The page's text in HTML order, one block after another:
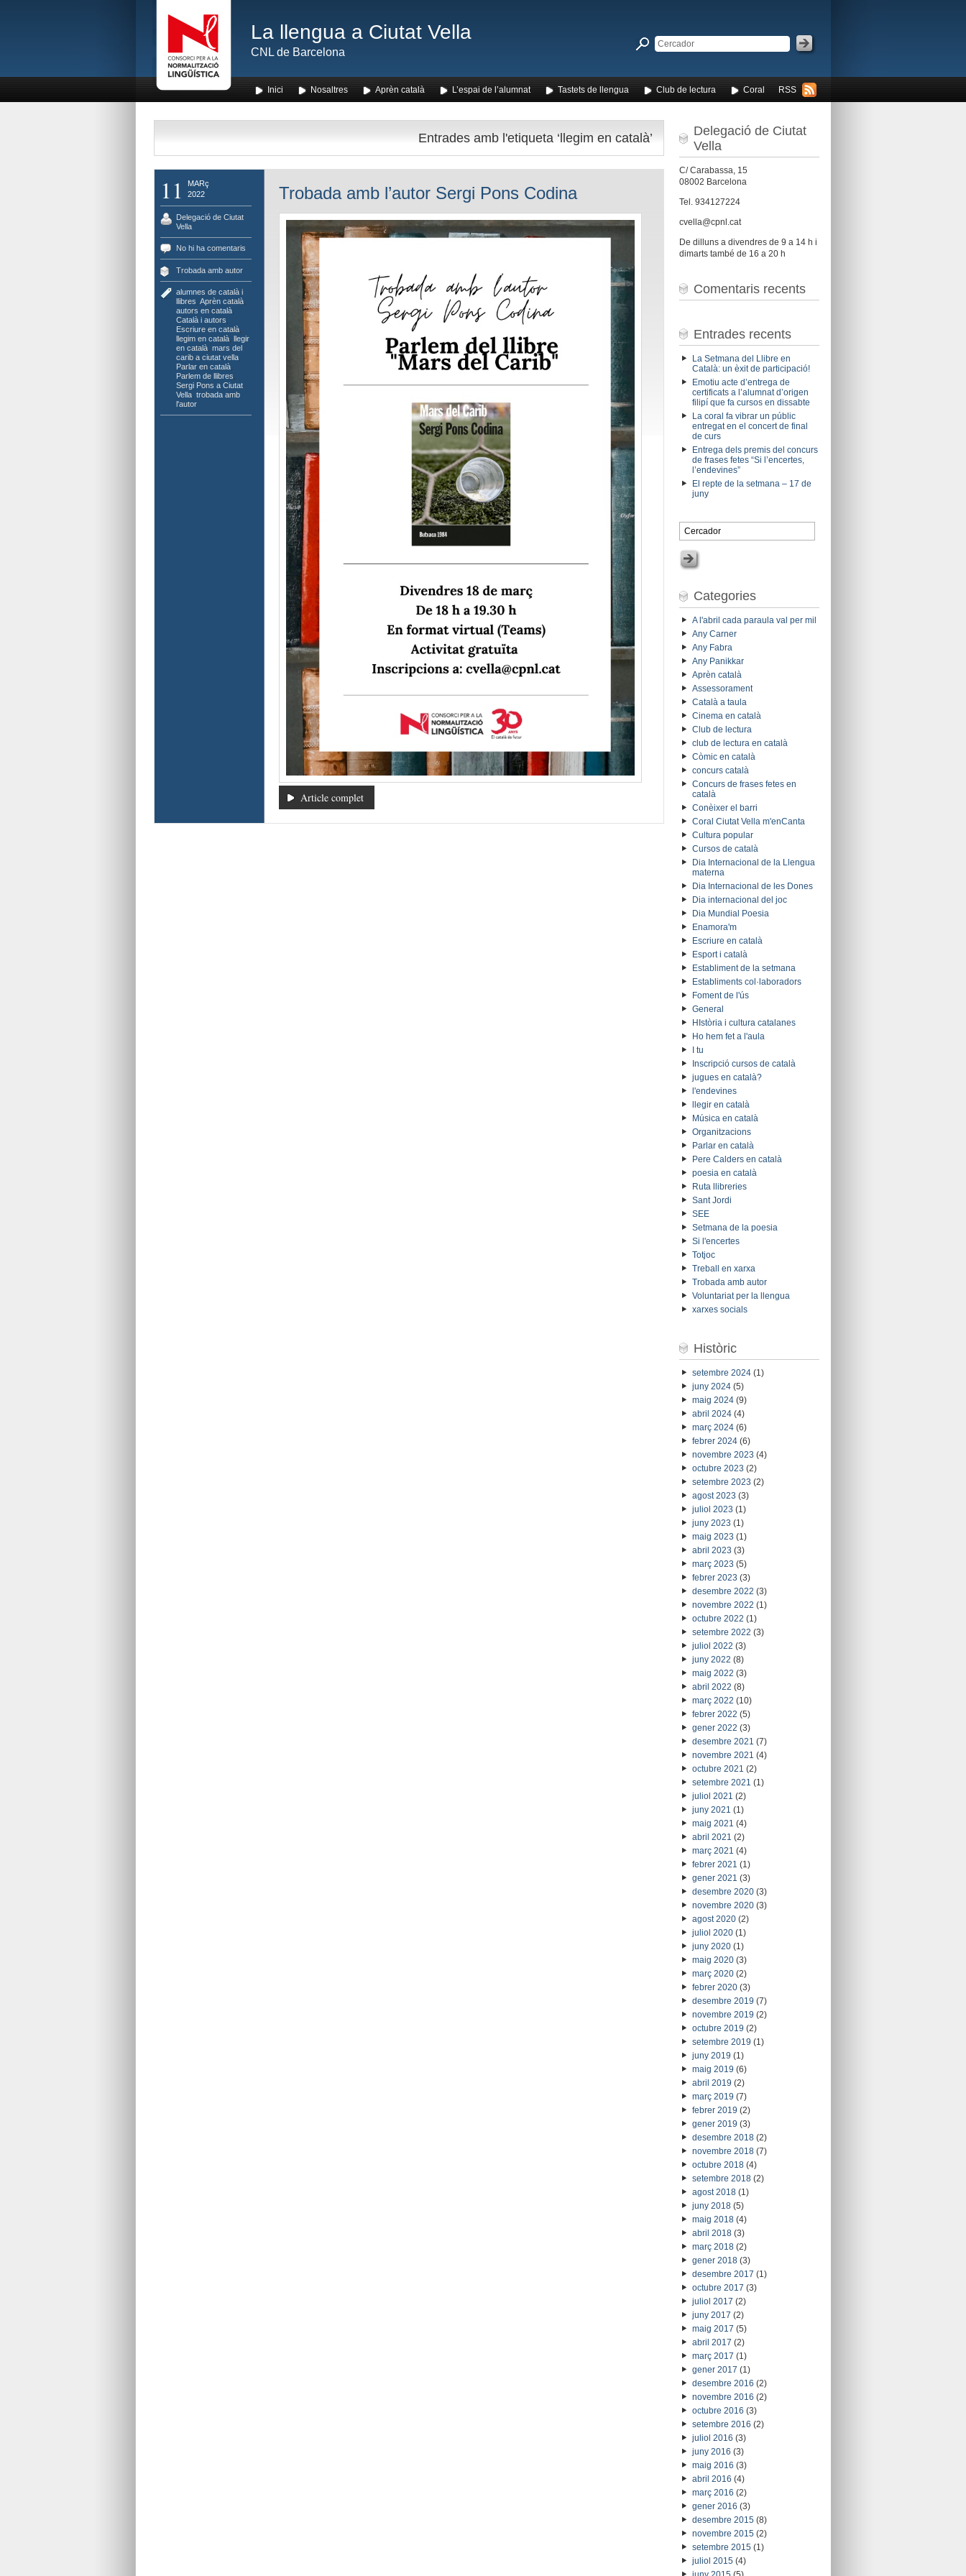
La llengua a Ciutat Vella
CNL de Barcelona
RSS
Inici Nosaltres Aprèn català L’espai de l’alumnat Tastets de llengua Club de lectura Coral
Entrades amb l'etiqueta ‘llegim en català’
11
MARç
2022
Delegació de Ciutat
Vella
No hi ha comentaris
Trobada amb autor
alumnes de català i
llibres Aprèn català,
autors en català,
Català i autors
Escriure en català,
llegim en català, llegir
en català, mars del
carib a ciutat vella,
Parlar en català,
Parlem de llibres
Sergi Pons a Ciutat
Vella, trobada amb
l'autor
Trobada amb l’autor Sergi Pons Codina
Article complet
Delegació de Ciutat
Vella
C/ Carabassa, 15
08002 Barcelona
Tel. 934127224
cvella@cpnl.cat
De dilluns a divendres de 9 a 14 h i
dimarts també de 16 a 20 h
Comentaris recents
Entrades recents
La Setmana del Llibre en
Català: un èxit de participació!
Emotiu acte d’entrega de
certificats a l’alumnat d’origen
filipí que fa cursos en dissabte
La coral fa vibrar un públic
entregat en el concert de final
de curs
Entrega dels premis del concurs
de frases fetes “Si l’encertes,
l’endevines”
El repte de la setmana – 17 de
juny
Categories
A l'abril cada paraula val per mil
Any Carner
Any Fabra
Any Panikkar
Aprèn català
Assessorament
Català a taula
Cinema en català
Club de lectura
club de lectura en català
Còmic en català
concurs català
Concurs de frases fetes en
català
Conèixer el barri
Coral Ciutat Vella m'enCanta
Cultura popular
Cursos de català
Dia Internacional de la Llengua
materna
Dia Internacional de les Dones
Dia internacional del joc
Dia Mundial Poesia
Enamora'm
Escriure en català
Esport i català
Establiment de la setmana
Establiments col·laboradors
Foment de l'ús
General
HIstòria i cultura catalanes
Ho hem fet a l'aula
I tu
Inscripció cursos de català
jugues en català?
l'endevines
llegir en català
Música en català
Organitzacions
Parlar en català
Pere Calders en català
poesia en català
Ruta llibreries
Sant Jordi
SEE
Setmana de la poesia
Si l'encertes
Totjoc
Treball en xarxa
Trobada amb autor
Voluntariat per la llengua
xarxes socials
Històric
setembre 2024(1)
juny 2024(5)
maig 2024(9)
abril 2024(4)
març 2024(6)
febrer 2024(6)
novembre 2023 (4)
octubre 2023 (2)
setembre 2023 (2)
agost 2023 (3)
juliol 2023 (1)
juny 2023 (1)
maig 2023 (1)
abril 2023 (3)
març 2023 (5)
febrer 2023 (3)
desembre 2022 (3)
novembre 2022 (1)
octubre 2022 (1)
setembre 2022 (3)
juliol 2022 (3)
juny 2022 (8)
maig 2022 (3)
abril 2022 (8)
març 2022 (10)
febrer 2022 (5)
gener 2022 (3)
desembre 2021 (7)
novembre 2021 (4)
octubre 2021 (2)
setembre 2021 (1)
juliol 2021 (2)
juny 2021 (1)
maig 2021 (4)
abril 2021 (2)
març 2021 (4)
febrer 2021 (1)
gener 2021 (3)
desembre 2020(3)
novembre 2020(3)
agost 2020(2)
juliol 2020(1)
juny 2020(1)
maig 2020(3)
març 2020(2)
febrer 2020(3)
desembre 2019 (7)
novembre 2019 (2)
octubre 2019 (2)
setembre 2019 (1)
juny 2019 (1)
maig 2019 (6)
abril 2019 (2)
març 2019 (7)
febrer 2019 (2)
gener 2019 (3)
desembre 2018(2)
novembre 2018(7)
octubre 2018(4)
setembre 2018(2)
agost 2018(1)
juny 2018(5)
maig 2018(4)
abril 2018(3)
març 2018(2)
gener 2018(3)
desembre 2017 (1)
octubre 2017 (3)
juliol 2017 (2)
juny 2017 (2)
maig 2017 (5)
abril 2017 (2)
març 2017 (1)
gener 2017 (1)
desembre 2016 (2)
novembre 2016 (2)
octubre 2016 (3)
setembre 2016 (2)
juliol 2016 (3)
juny 2016 (3)
maig 2016 (3)
abril 2016 (4)
març 2016 (2)
gener 2016 (3)
desembre 2015(8)
novembre 2015(2)
setembre 2015(1)
juliol 2015(4)